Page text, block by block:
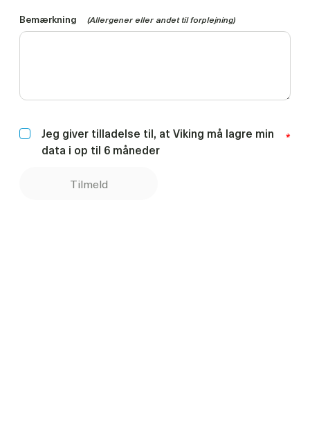
Bemærkning (Allergener eller andet til forplejning)
Jeg giver tilladelse til, at Viking må lagre min
data i op til 6 måneder
*
Tilmeld